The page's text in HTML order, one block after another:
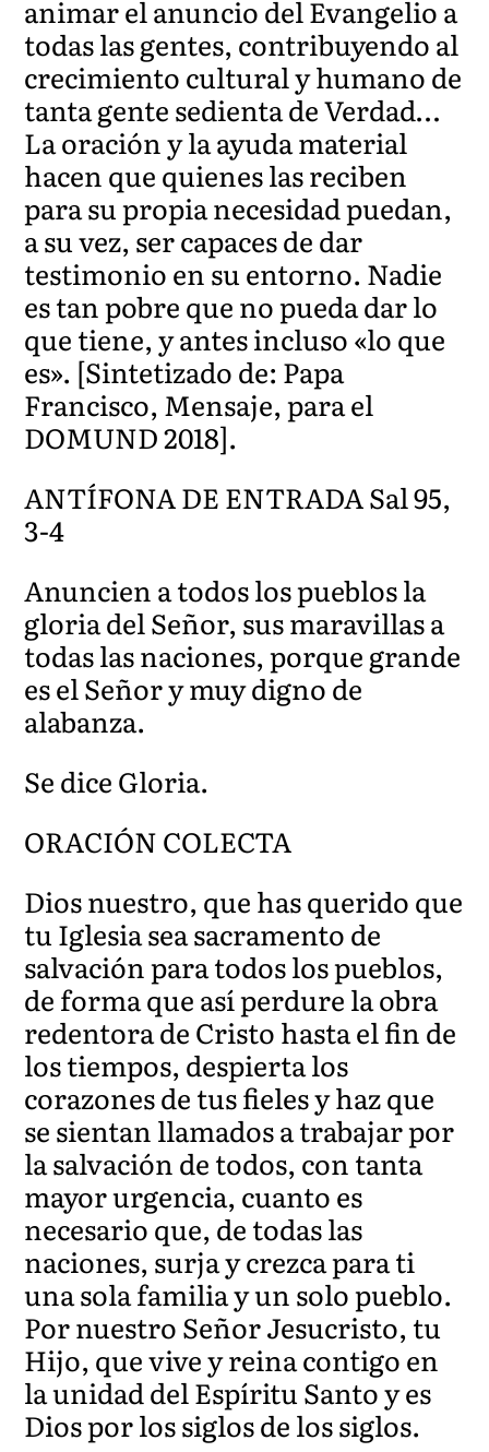
animar el anuncio del Evangelio a
todas las gentes, contribuyendo al
crecimiento cultural y humano de
tanta gente sedienta de Verdad…
La oración y la ayuda material
hacen que quienes las reciben
para su propia necesidad puedan,
a su vez, ser capaces de dar
testimonio en su entorno. Nadie
es tan pobre que no pueda dar lo
que tiene, y antes incluso «lo que
es». [Sintetizado de: Papa
Francisco, Mensaje, para el
DOMUND 2018].
ANTÍFONA DE ENTRADA Sal 95,
3-4
Anuncien a todos los pueblos la
gloria del Señor, sus maravillas a
todas las naciones, porque grande
es el Señor y muy digno de
alabanza.
Se dice Gloria.
ORACIÓN COLECTA
Dios nuestro, que has querido que
tu Iglesia sea sacramento de
salvación para todos los pueblos,
de forma que así perdure la obra
redentora de Cristo hasta el fin de
los tiempos, despierta los
corazones de tus fieles y haz que
se sientan llamados a trabajar por
la salvación de todos, con tanta
mayor urgencia, cuanto es
necesario que, de todas las
naciones, surja y crezca para ti
una sola familia y un solo pueblo.
Por nuestro Señor Jesucristo, tu
Hijo, que vive y reina contigo en
la unidad del Espíritu Santo y es
Dios por los siglos de los siglos.